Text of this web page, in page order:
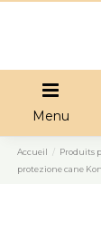
Menu
Accueil Produits
protezione cane